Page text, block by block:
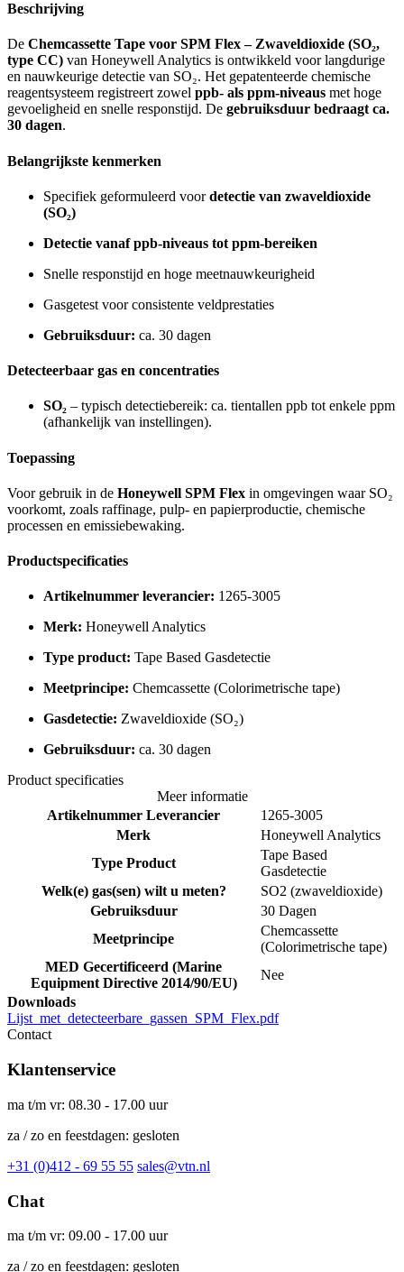
Beschrijving
De Chemcassette Tape voor SPM Flex – Zwaveldioxide (SO₂,
type CC) van Honeywell Analytics is ontwikkeld voor langdurige
en nauwkeurige detectie van SO₂. Het gepatenteerde chemische
reagentsysteem registreert zowel ppb- als ppm-niveaus met hoge
gevoeligheid en snelle responstijd. De gebruiksduur bedraagt ca.
30 dagen.
Belangrijkste kenmerken
Specifiek geformuleerd voordetectie van zwaveldioxide
(SO₂)
Detectie vanaf ppb-niveaus tot ppm-bereiken
Snelle responstijd en hoge meetnauwkeurigheid
Gasgetest voor consistente veldprestaties
Gebruiksduur: ca. 30 dagen
Detecteerbaar gas en concentraties
SO₂ – typisch detectiebereik: ca. tientallen ppb tot enkele ppm
(afhankelijk van instellingen).
Toepassing
Voor gebruik in de Honeywell SPM Flex in omgevingen waar SO₂
voorkomt, zoals raffinage, pulp- en papierproductie, chemische
processen en emissiebewaking.
Productspecificaties
Artikelnummer leverancier: 1265-3005
Merk: Honeywell Analytics
Type product: Tape Based Gasdetectie
Meetprincipe: Chemcassette (Colorimetrische tape)
Gasdetectie: Zwaveldioxide (SO₂)
Gebruiksduur: ca. 30 dagen
Product specificaties
Meer informatie
Artikelnummer Leverancier
1265-3005
Merk
Honeywell Analytics
Type Product
Tape Based
Gasdetectie
Welk(e) gas(sen) wilt u meten?
SO2 (zwaveldioxide)
Gebruiksduur
30 Dagen
Meetprincipe
Chemcassette
(Colorimetrische tape)
MED Gecertificeerd (Marine
Equipment Directive 2014/90/EU)
Nee
Downloads
Lijst_met_detecteerbare_gassen_SPM_Flex.pdf
Contact
Klantenservice
ma t/m vr: 08.30 - 17.00 uur
za / zo en feestdagen: gesloten
+31 (0)412 - 69 55 55 sales@vtn.nl
Chat
ma t/m vr: 09.00 - 17.00 uur
za / zo en feestdagen: gesloten